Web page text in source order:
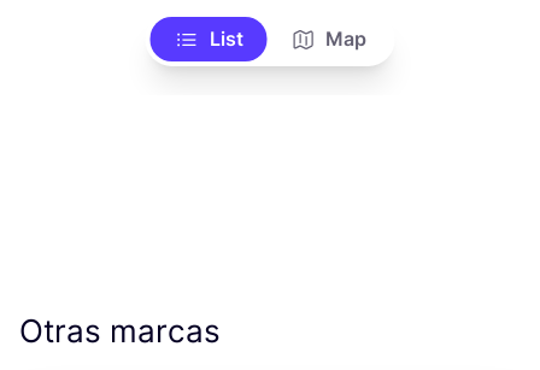
List Map
Otras marcas